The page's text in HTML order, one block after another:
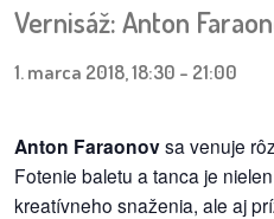
práca
odkazy
Vernisáž: Anton
1. marca 2018, 18:30 - 21:00
Anton Faraonovsa venuje
Fotenie baletu a tanca je
kreatívneho snaženia, ale aj